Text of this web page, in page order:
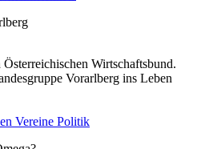
Wirtschaftsbund.
Vorarlberg ins Leben
Vereine Politik